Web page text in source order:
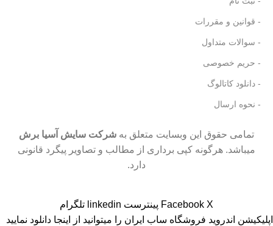
- قوانین و مقررات
- سوالات متداول
- حریم خصوصی
- دانلود کاتالوگ
- نحوه ارسال
تمامی حقوق این وبسایت متعلق به شرکت سایش آسیا برش
میباشد. هرگونه کپی برداری از مطالب و تصاویر پیگرد قانونی
دارد.
Facebook X پینترست linkedin تلگرام
اپلیکیشن اندروید فروشگاه ساب ایران را میتوانید از اینجا دانلود نمایید